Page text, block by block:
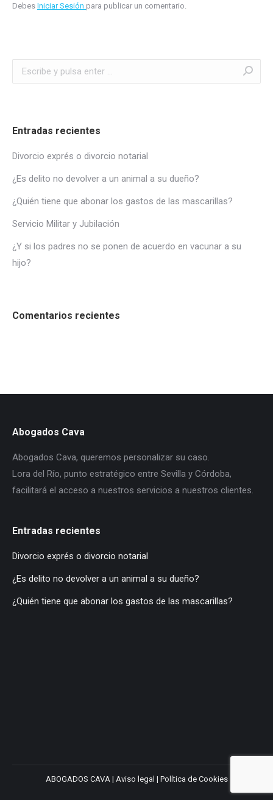
Debes Iniciar Sesión para publicar un comentario.
Buscar:
Entradas recientes
Divorcio exprés o divorcio notarial
¿Es delito no devolver a un animal a su dueño?
¿Quién tiene que abonar los gastos de las mascarillas?
Servicio Militar y Jubilación
¿Y si los padres no se ponen de acuerdo en vacunar a su
hijo?
Comentarios recientes
Abogados Cava
Abogados Cava, queremos personalizar su caso.
Lora del Río, punto estratégico entre Sevilla y Córdoba,
facilitará el acceso a nuestros servicios a nuestros clientes.
Entradas recientes
Divorcio exprés o divorcio notarial
¿Es delito no devolver a un animal a su dueño?
¿Quién tiene que abonar los gastos de las mascarillas?
ABOGADOS CAVA | Aviso legal | Política de Cookies